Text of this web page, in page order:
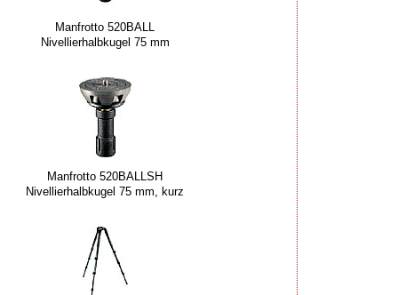
Manfrotto 520BALL
Nivellierhalbkugel 75 mm
Manfrotto 520BALLSH
Nivellierhalbkugel 75 mm, kurz